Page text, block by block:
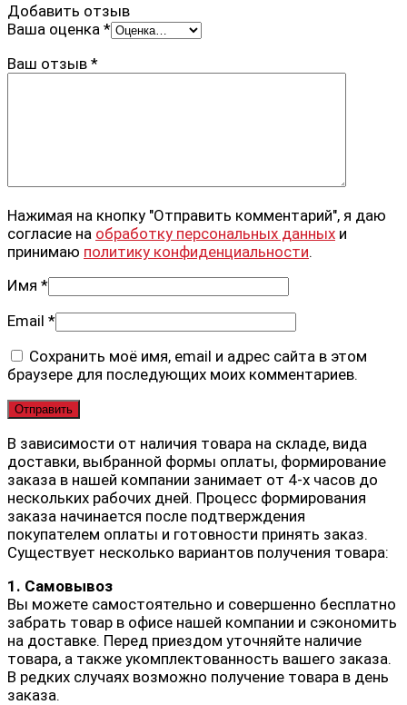
Добавить отзыв
Ваша оценка *
Ваш отзыв *
Нажимая на кнопку "Отправить комментарий", я даю
согласие на обработку персональных данных и
принимаю политику конфиденциальности.
Имя *
Email *
Сохранить моё имя, email и адрес сайта в этом
браузере для последующих моих комментариев.
В зависимости от наличия товара на складе, вида
доставки, выбранной формы оплаты, формирование
заказа в нашей компании занимает от 4-х часов до
нескольких рабочих дней. Процесс формирования
заказа начинается после подтверждения
покупателем оплаты и готовности принять заказ.
Существует несколько вариантов получения товара:
1. Самовывоз
Вы можете самостоятельно и совершенно бесплатно
забрать товар в офисе нашей компании и сэкономить
на доставке. Перед приездом уточняйте наличие
товара, а также укомплектованность вашего заказа.
В редких случаях возможно получение товара в день
заказа.